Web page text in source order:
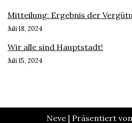
Mitteilung: Ergebnis der
Juli 18, 2024
Wir alle sind Hauptstadt!
Juli 15, 2024
Neve | Präsentiert von